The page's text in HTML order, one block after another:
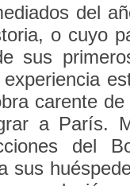
del
o cuyo
sus
carente
a París.
del
sus